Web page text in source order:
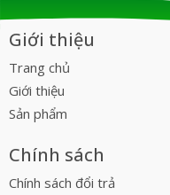
Giới thiệu
Trang chủ
Giới thiệu
Sản phẩm
Chính sách
Chính sách đổi trả